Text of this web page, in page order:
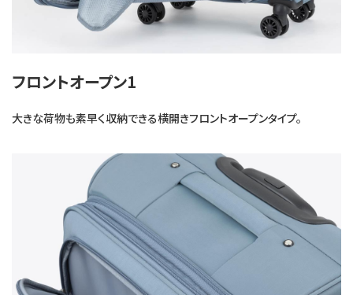
フロントオープン1
大きな荷物も素早く収納できる横開きフロントオープンタイプ。